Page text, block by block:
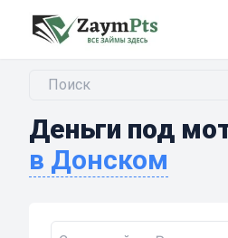
Деньги под
в Донском